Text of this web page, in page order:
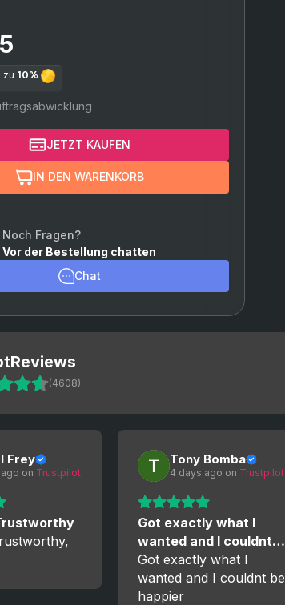
zu 10%
JETZT KAUFEN
IN DEN WARENKORB
Noch Fragen?
Vor der Bestellung chatten
Chat
Reviews
(4608)
Frey
on Trustpilot
Tony Bomba
4 days ago on Trustpilot
Got exactly what I
wanted and I couldnt…
Got exactly what I
wanted and I couldnt be
happier